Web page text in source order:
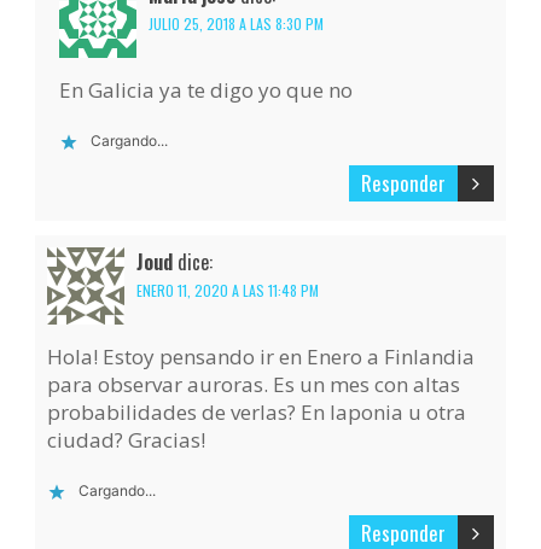
JULIO 25, 2018 A LAS 8:30 PM
En Galicia ya te digo yo que no
Cargando...
Responder
Joud dice:
ENERO 11, 2020 A LAS 11:48 PM
Hola! Estoy pensando ir en Enero a Finlandia
para observar auroras. Es un mes con altas
probabilidades de verlas? En laponia u otra
ciudad? Gracias!
Cargando...
Responder